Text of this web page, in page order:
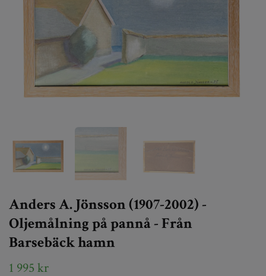
Anders A. Jönsson (1907-2002) -
Oljemålning på pannå - Från
Barsebäck hamn
1 995 kr